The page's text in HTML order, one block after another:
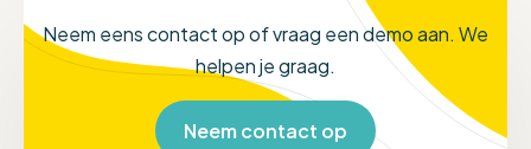
Neem eens contact op of vraag een demo aan. We
helpen je graag.
Neem contact op